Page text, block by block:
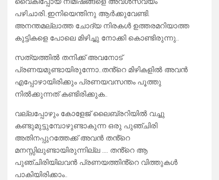
പഴിചാരി..ഇനിയെന്തിനു ആർക്കുവേണ്ടി.
അനന്തമല്ലാത്ത ചോദ്യ നിരകൾ ഉത്തരമറിയാത്ത
കുട്ടികളെ പോലെ മിഴിച്ചു നോക്കി കൊണ്ടിരുന്നു..
സത്യത്തിൽ തനിക്ക് അവനോട്
പ്രണയമുണ്ടായിരുന്നോ..തൻ്റെ മിഴികളിൽ അവൻ
എപ്പോഴായിരിക്കും പ്രണയവസന്തം പൂത്തു
നിൽക്കുന്നത് കണ്ടിരിക്കുക..
വല്ലപ്പോഴും കോളേജ് ലൈബ്രറിയിൽ വച്ചു
കണ്ടുമുട്ടുമ്പോഴുണ്ടാകുന്ന ഒരു പുഞ്ചിരി
അതിനപ്പുറത്തേക്ക് അവൻ തൻ്റെ
മനസ്സിലുണ്ടായിരുന്നില്ല …. തൻ്റെ ആ
പുഞ്ചിരിയിലവൻ പ്രണയത്തിൻ്റെ വിത്തുകൾ
പാകിയിരിക്കാം..